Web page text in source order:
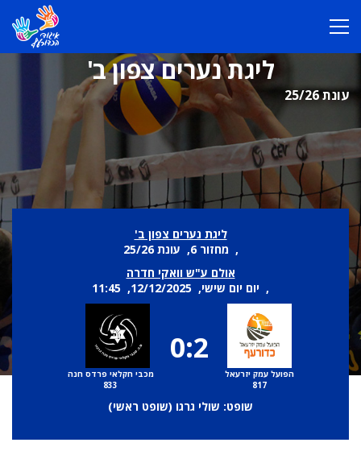
ליגת נערים צפון ב'
עונת 25/26
ליגת נערים צפון ב'
, מחזור 6, עונת 25/26
אולם ע"ש וואקי חדרה
, יום יום שישי, 12/12/2025, 11:45
הפועל עמק יזרעאל
817
0:2
מכבי חקלאי פרדס חנה
833
שופט: שולי גרגו (שופט ראשי)